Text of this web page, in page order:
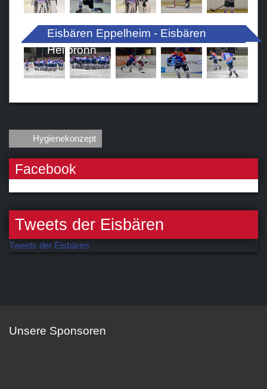
Eisbären Eppelheim - Eisbären
Heilbronn
Hygienekonzept
Facebook
Tweets der Eisbären
Tweets der Eisbären
Unsere Sponsoren